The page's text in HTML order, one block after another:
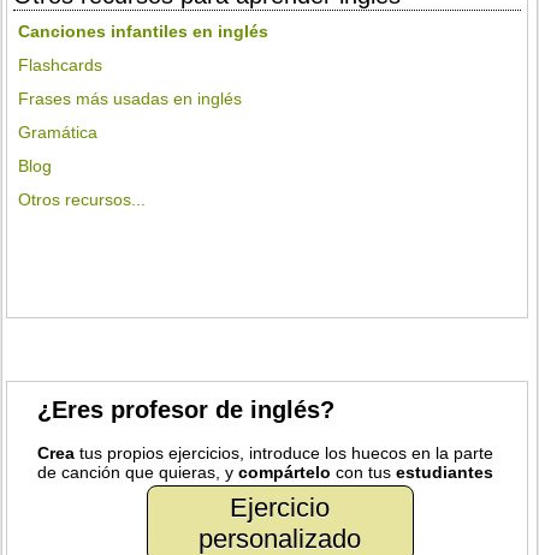
Canciones infantiles en inglés
Flashcards
Frases más usadas en inglés
Gramática
Blog
Otros recursos...
¿Eres profesor de inglés?
Crea tus propios ejercicios, introduce los huecos en la parte
de canción que quieras, ycompártelo con tusestudiantes
Ejercicio
personalizado